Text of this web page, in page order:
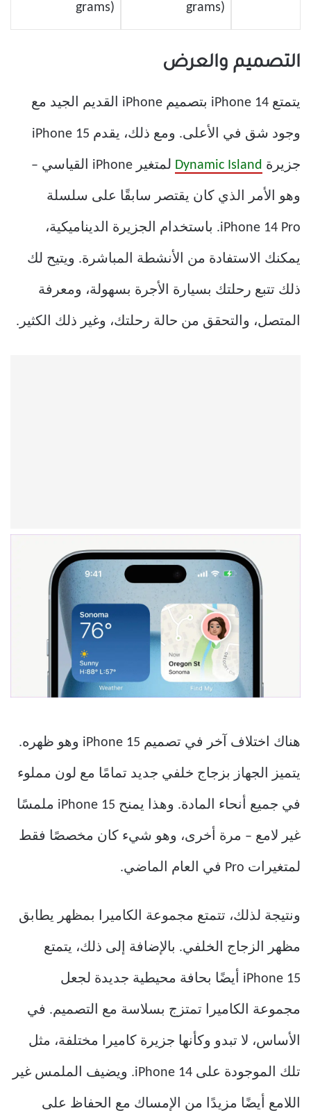
grams)
grams)
التصميم والعرض
يتمتع iPhone 14 بتصميم iPhone القديم الجيد مع
وجود شق في الأعلى. ومع ذلك، يقدم iPhone 15
جزيرة Dynamic Island لمتغير iPhone القياسي –
وهو الأمر الذي كان يقتصر سابقًا على سلسلة
iPhone 14 Pro. باستخدام الجزيرة الديناميكية،
يمكنك الاستفادة من الأنشطة المباشرة. ويتيح لك
ذلك تتبع رحلتك بسيارة الأجرة بسهولة، ومعرفة
المتصل، والتحقق من حالة رحلتك، وغير ذلك الكثير.
هناك اختلاف آخر في تصميم iPhone 15 وهو ظهره.
يتميز الجهاز بزجاج خلفي جديد تمامًا مع لون مملوء
في جميع أنحاء المادة. وهذا يمنح iPhone 15 ملمسًا
غير لامع – مرة أخرى، وهو شيء كان مخصصًا فقط
لمتغيرات Pro في العام الماضي.
ونتيجة لذلك، تتمتع مجموعة الكاميرا بمظهر يطابق
مظهر الزجاج الخلفي. بالإضافة إلى ذلك، يتمتع
iPhone 15 أيضًا بحافة محيطية جديدة لجعل
مجموعة الكاميرا تمتزج بسلاسة مع التصميم. في
الأساس، لا تبدو وكأنها جزيرة كاميرا مختلفة، مثل
تلك الموجودة على iPhone 14. ويضيف الملمس غير
اللامع أيضًا مزيدًا من الإمساك مع الحفاظ على